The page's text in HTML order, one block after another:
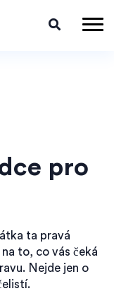
pro
ta pravá
to, co vás čeká
Nejde jen o